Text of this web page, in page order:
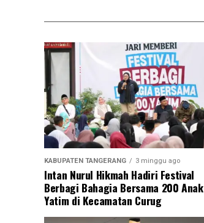
KABUPATEN TANGERANG 3 minggu ago
Intan Nurul Hikmah Hadiri Festival
Berbagi Bahagia Bersama 200 Anak
Yatim di Kecamatan Curug